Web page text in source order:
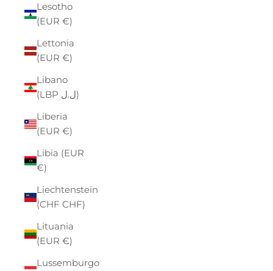
Lesotho
(EUR €)
Lettonia
(EUR €)
Libano
(LBP ل.ل)
Liberia
(EUR €)
Libia (EUR
€)
Liechtenstein
(CHF CHF)
Lituania
(EUR €)
Lussemburgo